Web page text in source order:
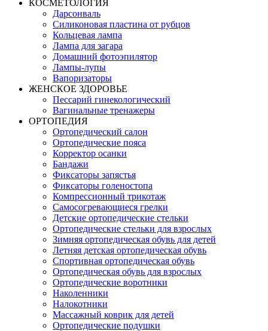
КОСМЕТОЛОГИЯ
Дарсонваль
Силиконовая пластина от рубцов
Кольцевая лампа
Лампа для загара
Домашний фотоэпилятор
Лампы-лупы
Вапоризаторы
ЖЕНСКОЕ ЗДОРОВЬЕ
Пессарий гинекологический
Вагинальные тренажеры
ОРТОПЕДИЯ
Ортопедический салон
Ортопедические пояса
Корректор осанки
Бандажи
Фиксаторы запястья
Фиксаторы голеностопа
Компрессионный трикотаж
Самосогревающиеся грелки
Детские ортопедические стельки
Ортопедические стельки для взрослых
Зимняя ортопедическая обувь для детей
Летняя детская ортопедическая обувь
Спортивная ортопедическая обувь
Ортопедическая обувь для взрослых
Ортопедические воротники
Наколенники
Налокотники
Массажный коврик для детей
Ортопедические подушки